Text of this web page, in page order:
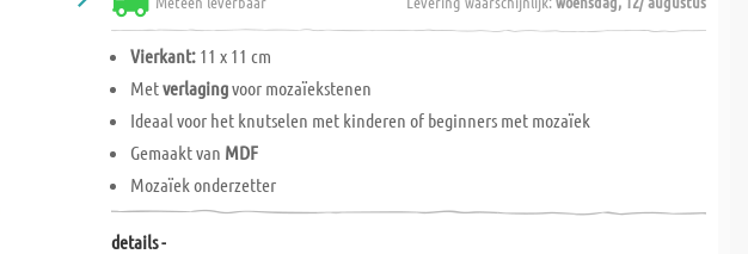
Vierkant: 11 x 11 cm
Metverlagingvoor mozaïekstenen
Ideaal voor het knutselen met kinderen of beginners met mozaïek
Gemaakt van MDF
Mozaïek onderzetter
details -